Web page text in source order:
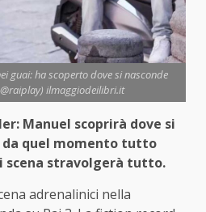
guai: ha scoperto dove si nasconde
ilmaggiodeilibri.it
Manuel scoprirà dove si
da quel momento tutto
scena stravolgerà tutto.
adrenalinici nella